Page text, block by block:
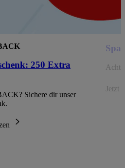
250 Extra
Sichere dir unser
Jetzt